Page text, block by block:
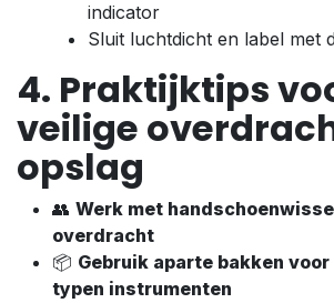
indicator
Sluit luchtdicht en label met
4. Praktijktips
veilige
opslag
👥 Werk met
overdracht
📦 Gebruik aparte bakken
typen instrumenten